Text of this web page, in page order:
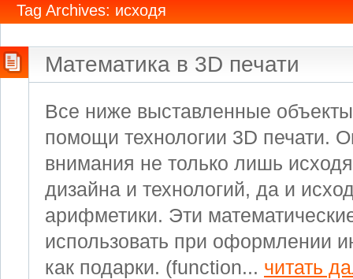
Tag Archives: исходя
Математика в 3D печати
Все ниже выставленные
помощи технологии 3D печати.
внимания не только лишь
дизайна и технологий, да и
арифметики. Эти
использовать при оформлении
как подарки. (function... читать